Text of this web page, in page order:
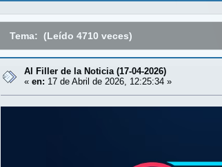
Tema: (Leído 4710 veces)
Al Filler de la Noticia (17-04-2026)
«en: 17 de Abril de 2026, 12:25:34 »